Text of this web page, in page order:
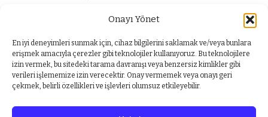
Onayı Yönet
En iyi deneyimleri sunmak için, cihaz bilgilerini saklamak ve/veya bunlara
erişmek amacıyla çerezler gibi teknolojiler kullanıyoruz. Bu teknolojilere
izin vermek, bu sitedeki tarama davranışı veya benzersiz kimlikler gibi
verileri işlememize izin verecektir. Onay vermemek veya onayı geri
çekmek, belirli özellikleri ve işlevleri olumsuz etkileyebilir.
web service(2)
Windows(1)
Yabancı dil(1)